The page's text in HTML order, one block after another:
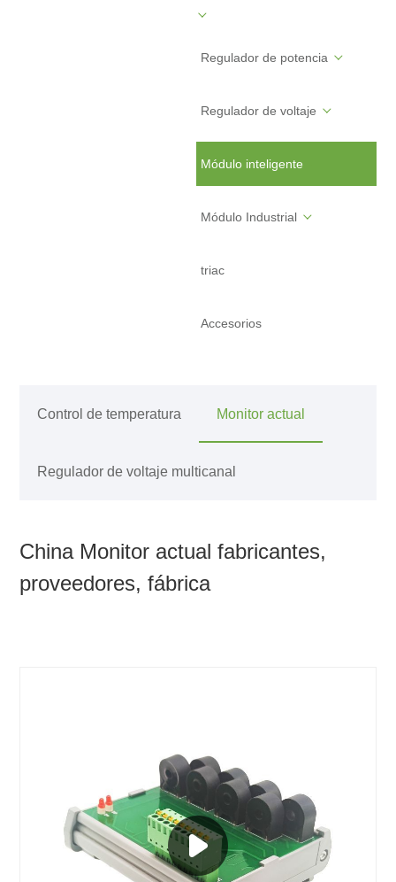
Regulador de potencia
Regulador de voltaje
Módulo inteligente
Módulo Industrial
triac
Accesorios
Control de temperatura Monitor actual
Regulador de voltaje multicanal
China Monitor actual fabricantes,
proveedores, fábrica